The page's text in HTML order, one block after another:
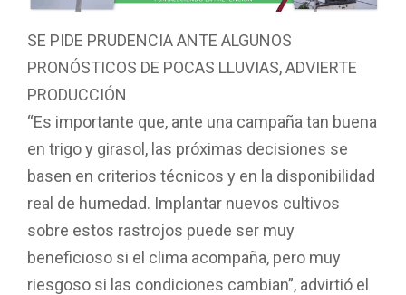
SE PIDE PRUDENCIA ANTE ALGUNOS
PRONÓSTICOS DE POCAS LLUVIAS, ADVIERTE
PRODUCCIÓN
“Es importante que, ante una campaña tan buena
en trigo y girasol, las próximas decisiones se
basen en criterios técnicos y en la disponibilidad
real de humedad. Implantar nuevos cultivos
sobre estos rastrojos puede ser muy
beneficioso si el clima acompaña, pero muy
riesgoso si las condiciones cambian”, advirtió el